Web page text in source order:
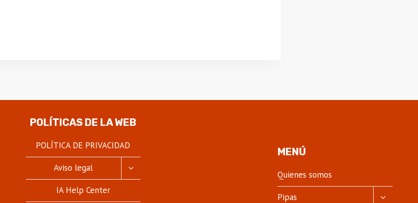
POLÍTICAS DE LA WEB
POLÍTICA DE PRIVACIDAD
Aviso legal
ALTERNAR
IA Help Center
MENÚ
Quienes somos
Pipas